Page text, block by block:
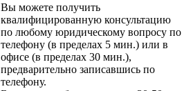
Вы можете получить
квалифицированную консультацию
по любому юридическому вопросу по
телефону (в пределах 5 мин.) или в
офисе (в пределах 30 мин.),
предварительно записавшись по
телефону.